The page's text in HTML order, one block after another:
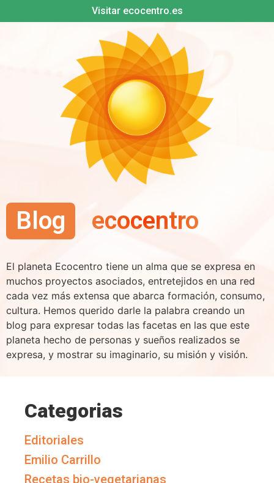
Visitar ecocentro.es
Blog ecocentro
El planeta Ecocentro tiene un alma que se expresa en
muchos proyectos asociados, entretejidos en una red
cada vez más extensa que abarca formación, consumo,
cultura. Hemos querido darle la palabra creando un
blog para expresar todas las facetas en las que este
planeta hecho de personas y sueños realizados se
expresa, y mostrar su imaginario, su misión y visión.
Categorias
Editoriales
Emilio Carrillo
Recetas bio-vegetarianas